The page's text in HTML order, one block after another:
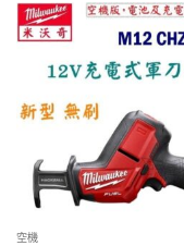
空機